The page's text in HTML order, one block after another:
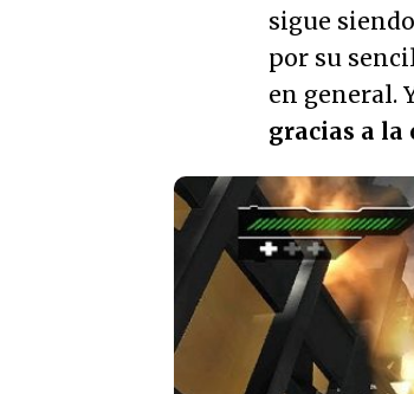
sigue
por su
en general.
gracias a la